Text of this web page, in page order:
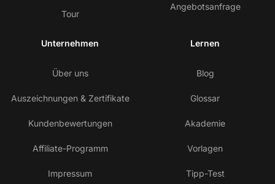
Tour
Angebotsanfrage
Unternehmen
Über uns
Auszeichnungen & Zertifikate
Kundenbewertungen
Affiliate-Programm
Impressum
Lernen
Blog
Glossar
Akademie
Vorlagen
Tipp-Test